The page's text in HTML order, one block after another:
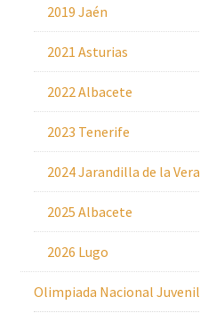
2019 Jaén
2021 Asturias
2022 Albacete
2023 Tenerife
2024 Jarandilla de la Vera
2025 Albacete
2026 Lugo
Olimpiada Nacional Juvenil